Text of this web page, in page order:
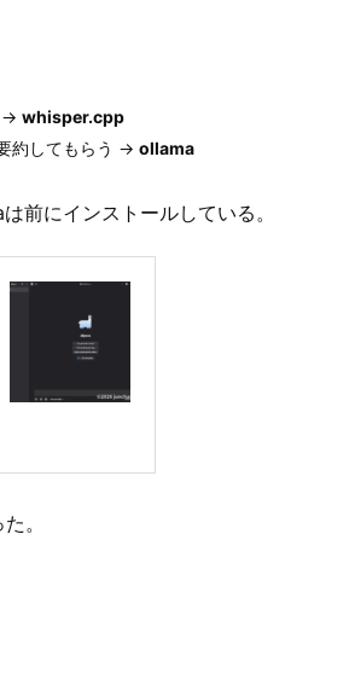
→ whisper.cpp
約してもらう → ollama
前にインストールしている。
。